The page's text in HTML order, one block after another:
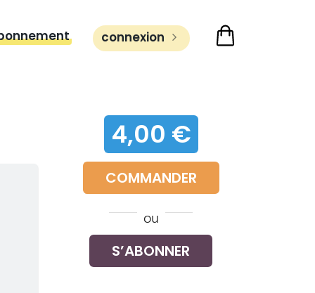
connexion
4,00 €
COMMANDER
ou
S’ABONNER